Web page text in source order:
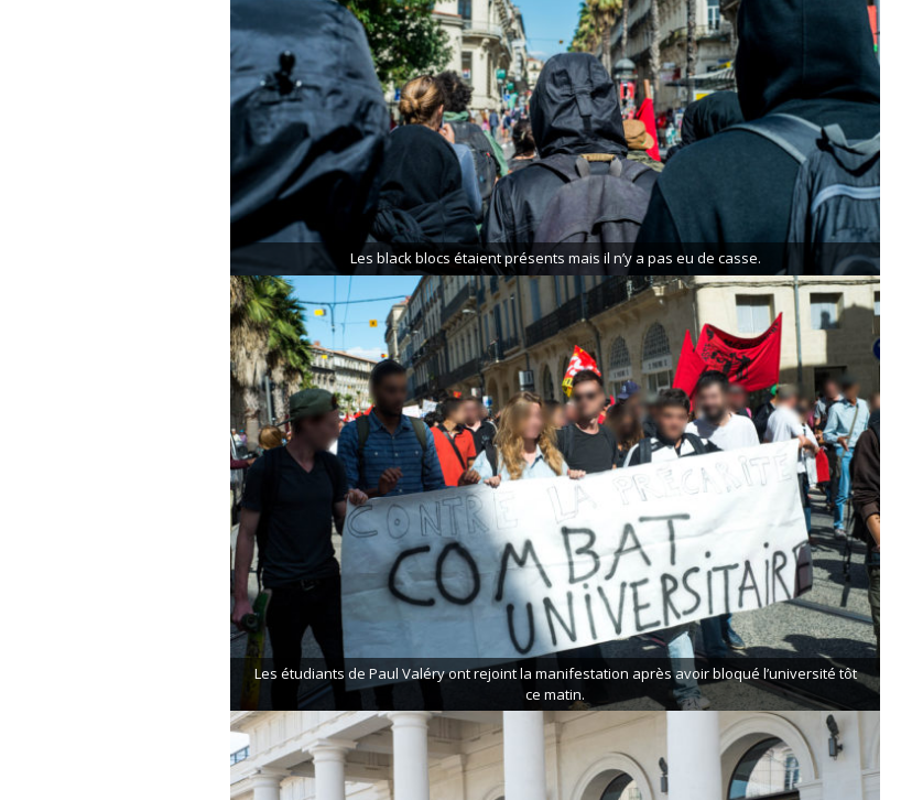
Les black blocs étaient présents mais il n’y a pas eu de casse.
Les étudiants de Paul Valéry ont rejoint la manifestation après avoir bloqué l’université tôt
ce matin.